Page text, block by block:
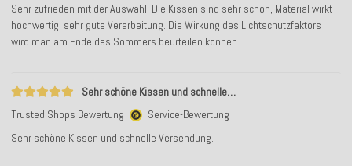
Sehr zufrieden mit der Auswahl. Die Kissen sind sehr schön, Material wirkt
hochwertig, sehr gute Verarbeitung. Die Wirkung des Lichtschutzfaktors
wird man am Ende des Sommers beurteilen können.
Sehr schöne Kissen und schnelle…
Trusted Shops Bewertung
Service-Bewertung
Sehr schöne Kissen und schnelle Versendung.